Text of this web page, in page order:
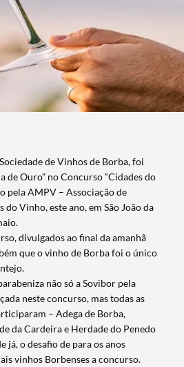
de Vinhos de Borba, foi
de Ouro” no Concurso “Cidades do
pela AMPV – Associação de
Vinho, este ano, em São João da
divulgados ao final da amanhã
que o vinho de Borba foi o único
não só a Sovibor pela
neste concurso, mas todas as
– Adega de Borba,
da Cardeira e Herdade do Penedo
já, o desafio de para os anos
vinhos Borbenses a concurso.